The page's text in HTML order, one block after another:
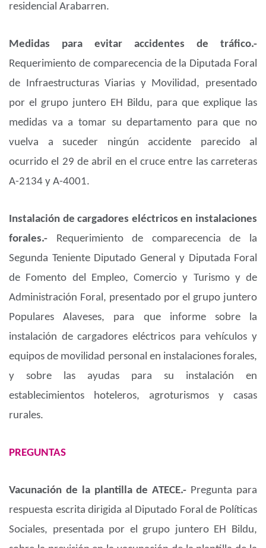
residencial Arabarren.
Medidas para evitar accidentes de tráfico.-
Requerimiento de comparecencia de la Diputada Foral
de Infraestructuras Viarias y Movilidad, presentado
por el grupo juntero EH Bildu, para que explique las
medidas va a tomar su departamento para que no
vuelva a suceder ningún accidente parecido al
ocurrido el 29 de abril en el cruce entre las carreteras
A-2134 y A-4001.
Instalación de cargadores eléctricos en instalaciones
forales.- Requerimiento de comparecencia de la
Segunda Teniente Diputado General y Diputada Foral
de Fomento del Empleo, Comercio y Turismo y de
Administración Foral, presentado por el grupo juntero
Populares Alaveses, para que informe sobre la
instalación de cargadores eléctricos para vehículos y
equipos de movilidad personal en instalaciones forales,
y sobre las ayudas para su instalación en
establecimientos hoteleros, agroturismos y casas
rurales.
PREGUNTAS
Vacunación de la plantilla de ATECE.- Pregunta para
respuesta escrita dirigida al Diputado Foral de Políticas
Sociales, presentada por el grupo juntero EH Bildu,